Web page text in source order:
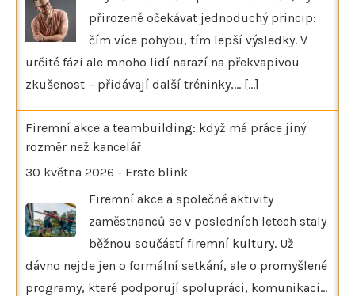
přirozené očekávat jednoduchý princip:
čím více pohybu, tím lepší výsledky. V
určité fázi ale mnoho lidí narazí na překvapivou
zkušenost – přidávají další tréninky,… [...]
Firemní akce a teambuilding: když má práce jiný
rozměr než kancelář
30 května 2026 - Erste blink
Firemní akce a společné aktivity
zaměstnanců se v posledních letech staly
běžnou součástí firemní kultury. Už
dávno nejde jen o formální setkání, ale o promyšlené
programy, které podporují spolupráci, komunikaci…